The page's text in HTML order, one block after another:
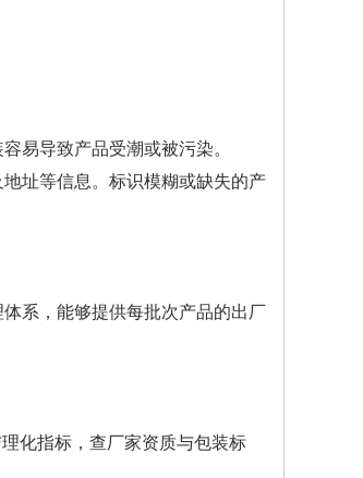
易导致产品受潮或被污染。
址等信息。标识模糊或缺失的产
系，能够提供每批次产品的出厂
化指标，查厂家资质与包装标